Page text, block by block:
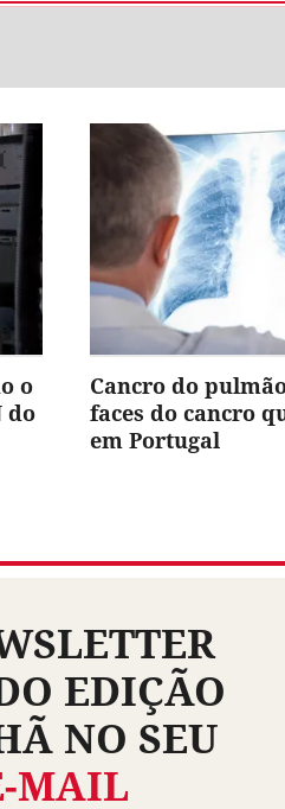
o
do
Cancro do
faces do cancro
em Portugal
EDIÇÃO
NO SEU
MAIL